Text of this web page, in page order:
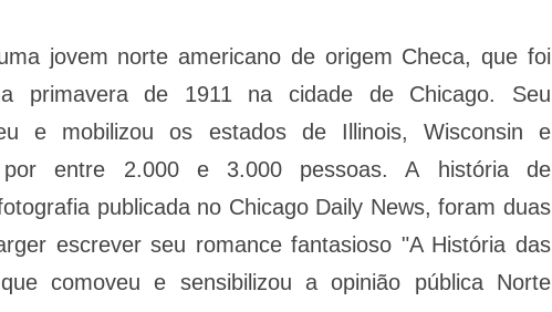
jovem norte americano de origem Checa, que foi
primavera de 1911 na cidade de Chicago. Seu
e mobilizou os estados de Illinois, Wisconsin e
entre 2.000 e 3.000 pessoas. A história de
publicada no Chicago Daily News, foram duas
escrever seu romance fantasioso "A História das
comoveu e sensibilizou a opinião pública Norte